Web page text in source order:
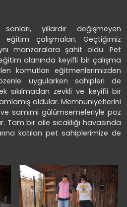
yıllardır değişmeyen
çalışmaları. Geçtiğimiz
manzaralara şahit oldu. Pet
alanında keyifli bir çalışma
komutları eğitmenlerimizden
uygularken sahipleri de
sıkılmadan zevkli ve keyifli bir
oldular. Memnuniyetlerini
samimi gülümsemeleriyle poz
Tam bir aile sıcaklığı havasında
katılan pet sahiplerimize de